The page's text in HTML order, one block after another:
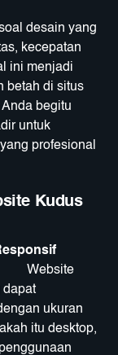
desain yang
kecepatan
ini menjadi
betah di situs
begitu
untuk
profesional
Kudus
Responsif
Website
dapat
ukuran
itu desktop,